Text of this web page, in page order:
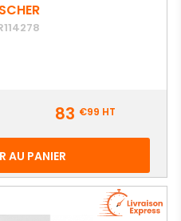
83 €99 HT
AU PANIER